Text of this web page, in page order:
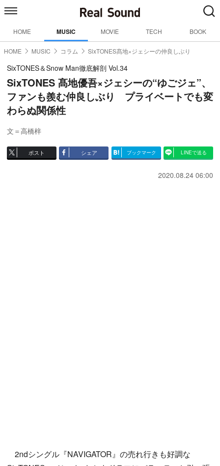
HOME MUSIC MOVIE TECH BOOK
HOME MUSIC コラム SixTONES髙地×ジェシーの仲良しぶり
SixTONES＆Snow Man徹底解剖 Vol.34
SixTONES 髙地優吾×ジェシーの“ゆごジェ”、
ファンも羨む仲良しぶり プライベートでも変
わらぬ関係性
文＝高橋梓
ポスト シェア ブックマーク LINEで送る
2020.08.24 06:00
2ndシングル『NAVIGATOR』の売れ行きも好調な